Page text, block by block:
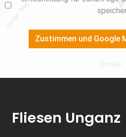
Zustimmen und Google
Fliesen Unganz